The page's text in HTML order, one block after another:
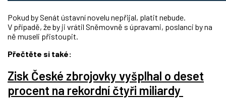
Pokud by Senát ústavní novelu nepřijal, platit nebude.
V případě, že by ji vrátil Sněmovně s úpravami, poslanci by na
ně museli přistoupit.
Přečtěte si také:
Zisk České zbrojovky vyšplhal o deset
procent na rekordní čtyři miliardy